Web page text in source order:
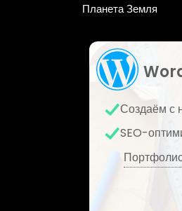
Планета Земля
Создаём с
SEO-